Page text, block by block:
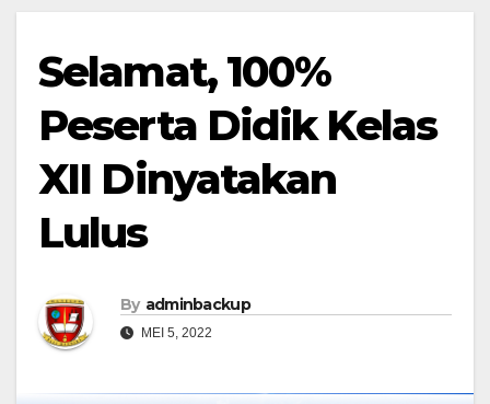
Selamat, 100%
Peserta Didik Kelas
XII Dinyatakan
Lulus
By adminbackup
MEI 5, 2022